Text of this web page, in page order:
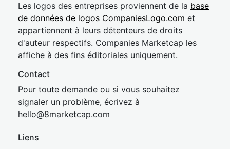
Les logos des entreprises proviennent de la base
de données de logos CompaniesLogo.com et
appartiennent à leurs détenteurs de droits
d'auteur respectifs. Companies Marketcap les
affiche à des fins éditoriales uniquement.
Contact
Pour toute demande ou si vous souhaitez
signaler un problème, écrivez à
hello@8marketcap.com
Liens